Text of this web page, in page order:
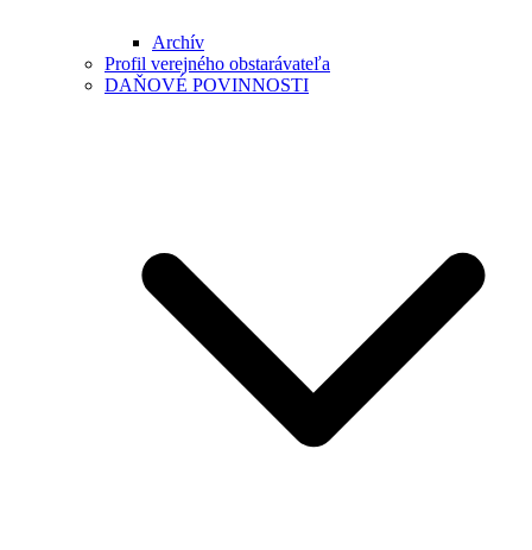
Archív
Profil verejného obstarávateľa
DAŇOVÉ POVINNOSTI